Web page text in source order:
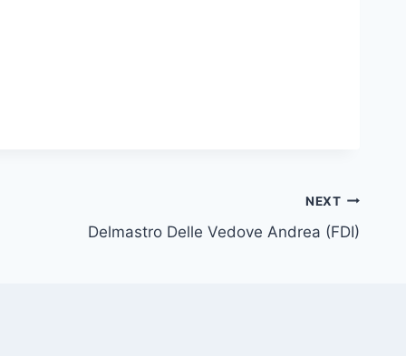
NEXT
Delmastro Delle Vedove Andrea (FDI)